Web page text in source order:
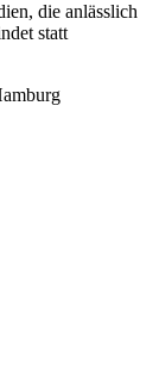
die anlässlich
statt